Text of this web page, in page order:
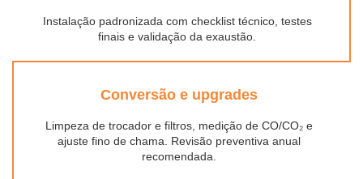
Instalação padronizada com checklist técnico, testes
finais e validação da exaustão.
Conversão e upgrades
Limpeza de trocador e filtros, medição de CO/CO₂ e
ajuste fino de chama. Revisão preventiva anual
recomendada.